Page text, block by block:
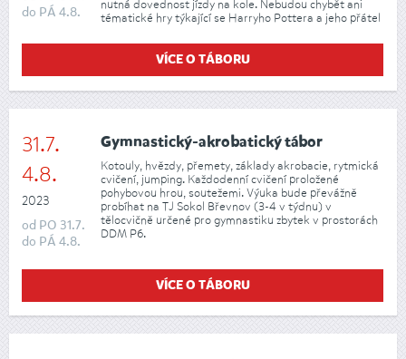
do PÁ 4.8.
nutná dovednost jízdy na kole. Nebudou chybět ani
tématické hry týkající se Harryho Pottera a jeho přátel
VÍCE O TÁBORU
31.7.
4.8.
2023
od PO 31.7.
do PÁ 4.8.
Gymnastický-akrobatický tábor
Kotouly, hvězdy, přemety, základy akrobacie, rytmická
cvičení, jumping. Každodenní cvičení proložené
pohybovou hrou, soutežemi. Výuka bude převážně
probíhat na TJ Sokol Břevnov (3-4 v týdnu) v
tělocvičně určené pro gymnastiku zbytek v prostorách
DDM P6.
VÍCE O TÁBORU